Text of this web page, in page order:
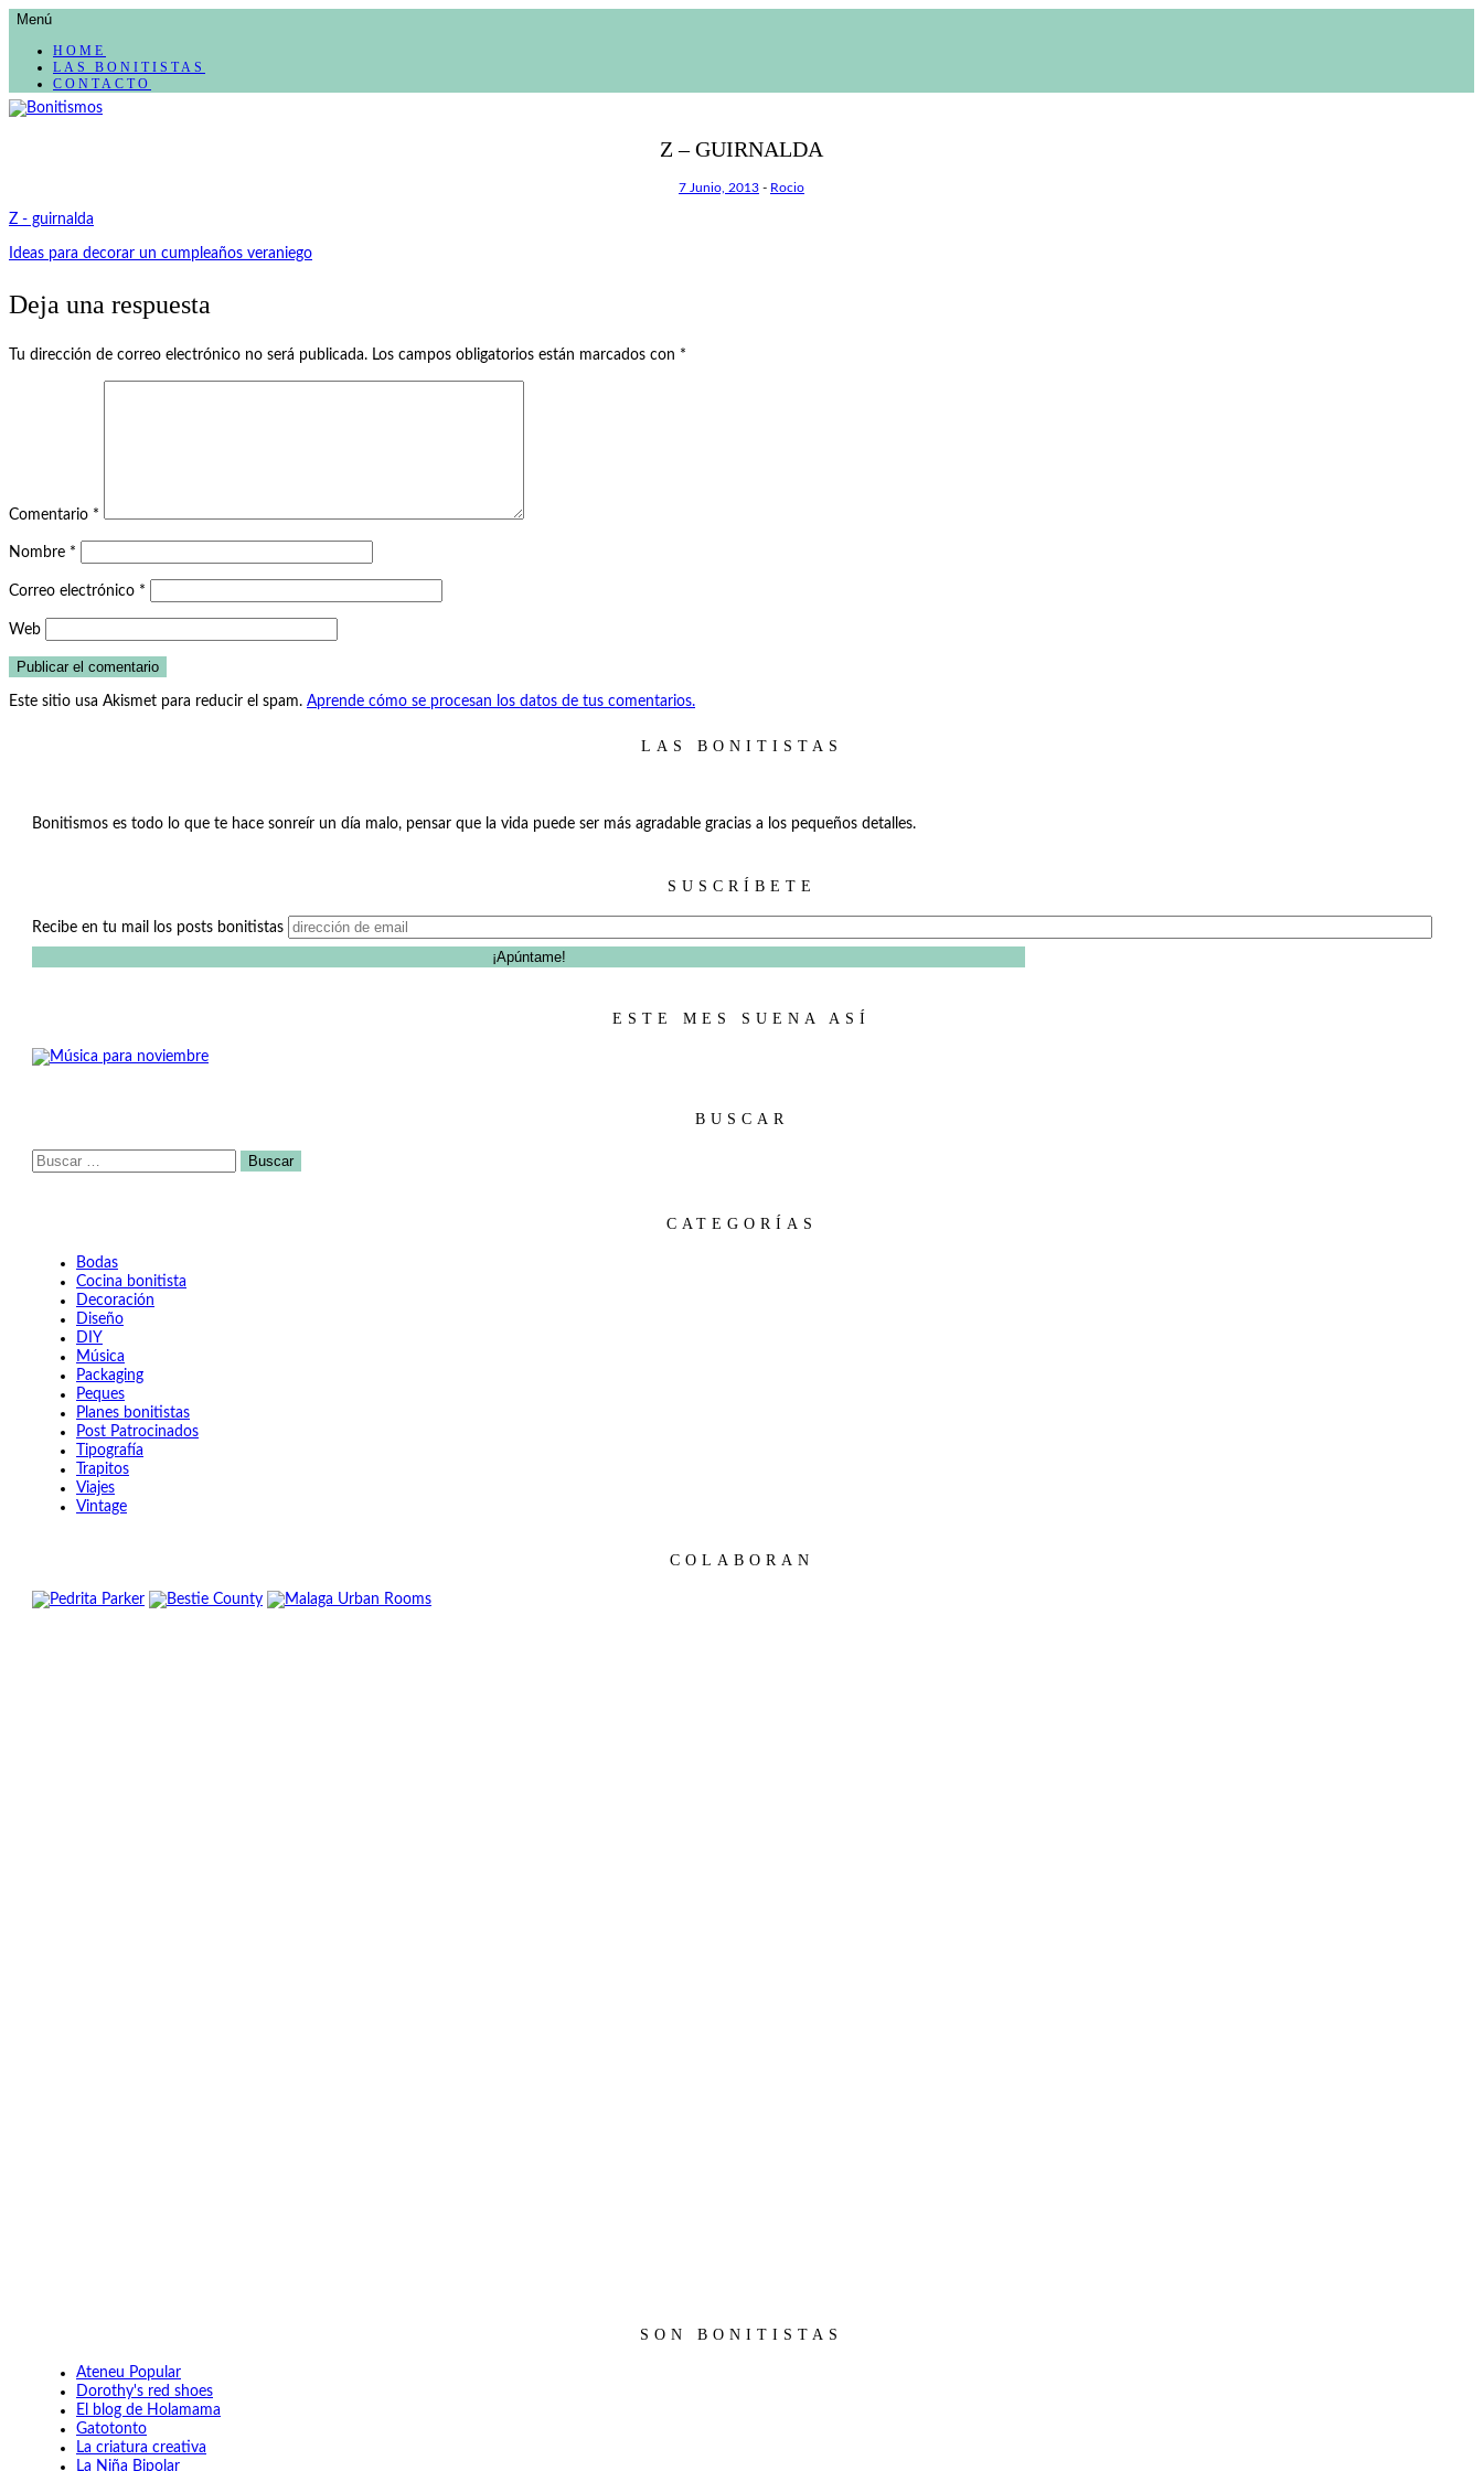
Menú
CONTENIDO
HOME
LAS BONITISTAS
CONTACTO
Bonitismos
Z – GUIRNALDA
7 Junio, 2013 - Rocio
Z - guirnalda
Navegación
de
Ideas para decorar un cumpleaños veraniego
Deja una respuesta
Tu dirección de correo electrónico no será publicada. Los campos obligatorios están marcados con *
Comentario *
Nombre *
Correo electrónico *
Web
Este sitio usa Akismet para reducir el spam. Aprende cómo se procesan los datos de tus comentarios.
LAS BONITISTAS
Bonitismos es todo lo que te hace sonreír un día malo, pensar que la vida puede ser más agradable gracias a los pequeños detalles.
SUSCRÍBETE
Recibe en tu mail los posts bonitistas
ESTE MES SUENA ASÍ
BUSCAR
Buscar:
CATEGORÍAS
Bodas
Cocina bonitista
Decoración
Diseño
DIY
Música
Packaging
Peques
Planes bonitistas
Post Patrocinados
Tipografía
Trapitos
Viajes
Vintage
COLABORAN
SON BONITISTAS
Ateneu Popular
Dorothy's red shoes
El blog de Holamama
Gatotonto
La criatura creativa
La Niña Bipolar